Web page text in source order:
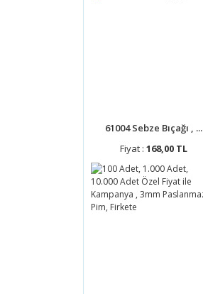
61004 Sebze Bıçağı , ...
Fiyat : 168,00 TL